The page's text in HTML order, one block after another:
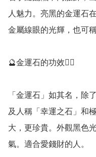
人魅力。亮黑的金運石
金屬線眼的光輝，也可
🔮金運石的功效💁‍♀️
「金運石」如其名，除
及人稱「幸運之石」和
大，更珍貴。外觀黑色
氣。適合愛錢財的人。